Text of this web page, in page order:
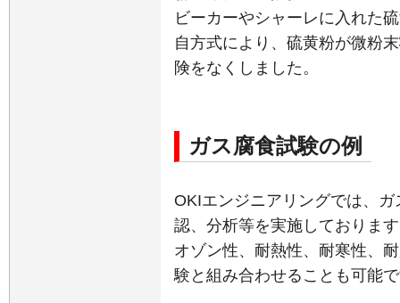
ビーカーやシャーレに入れた
自方式により、硫黄粉が微粉
険をなくしました。
ガス腐食試験の例
OKIエンジニアリングでは、
認、分析等を実施しておりま
オゾン性、耐熱性、耐寒性、
験と組み合わせることも可能